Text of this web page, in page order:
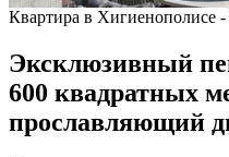
Квартира в Хигиенополисе
Эксклюзивный
600 квадратных
прославляющий